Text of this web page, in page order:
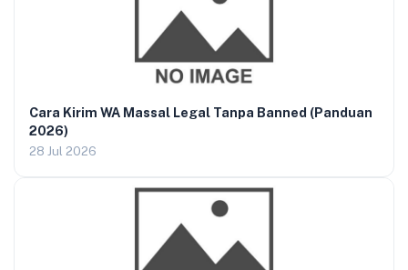
Cara Kirim WA Massal Legal Tanpa Banned (Panduan
2026)
28 Jul 2026